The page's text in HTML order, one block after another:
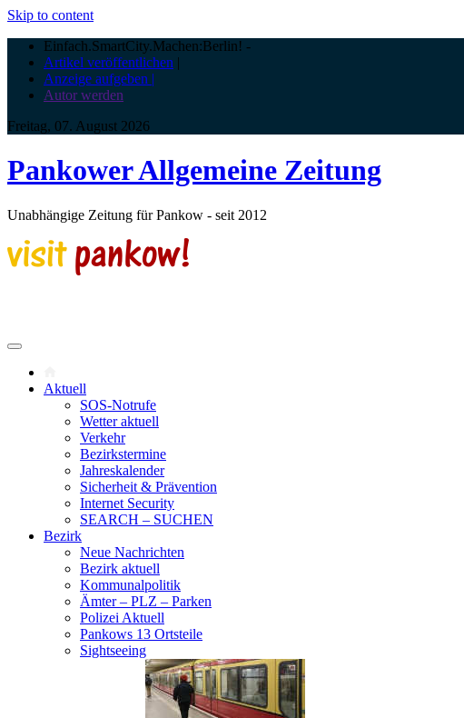
Skip to content
Einfach.SmartCity.Machen:Berlin! -
Artikel veröffentlichen |
Anzeige aufgeben |
Autor werden
Freitag, 07. August 2026
Pankower Allgemeine Zeitung
Unabhängige Zeitung für Pankow - seit 2012
Aktuell
SOS-Notrufe
Wetter aktuell
Verkehr
Bezirkstermine
Jahreskalender
Sicherheit & Prävention
Internet Security
SEARCH – SUCHEN
Bezirk
Neue Nachrichten
Bezirk aktuell
Kommunalpolitik
Ämter – PLZ – Parken
Polizei Aktuell
Pankows 13 Ortsteile
Sightseeing